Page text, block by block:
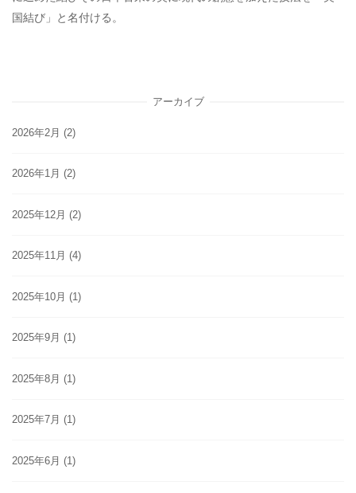
国結び」と名付ける。
アーカイブ
2026年2月 (2)
2026年1月 (2)
2025年12月 (2)
2025年11月 (4)
2025年10月 (1)
2025年9月 (1)
2025年8月 (1)
2025年7月 (1)
2025年6月 (1)